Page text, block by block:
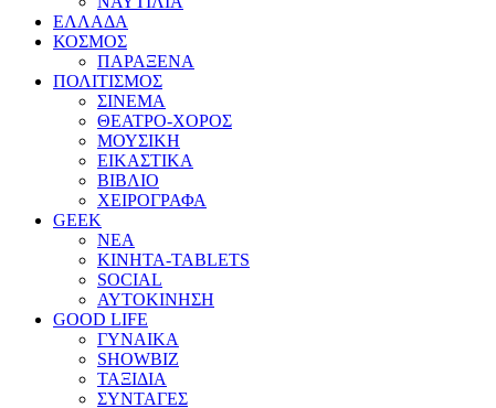
ΕΛΛΑΔΑ
ΚΟΣΜΟΣ
ΠΑΡΑΞΕΝΑ
ΠΟΛΙΤΙΣΜΟΣ
ΣΙΝΕΜΑ
ΘΕΑΤΡΟ-ΧΟΡΟΣ
ΜΟΥΣΙΚΗ
ΕΙΚΑΣΤΙΚΑ
ΒΙΒΛΙΟ
ΧΕΙΡΟΓΡΑΦΑ
GEEK
ΝΕΑ
ΚΙΝΗΤΑ-TABLETS
SOCIAL
ΑΥΤΟΚΙΝΗΣΗ
GOOD LIFE
ΓΥΝΑΙΚΑ
SHOWBIZ
ΤΑΞΙΔΙΑ
ΣΥΝΤΑΓΕΣ